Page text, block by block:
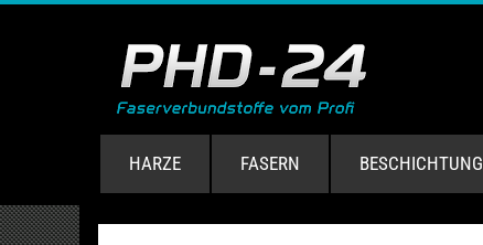
HARZE FASERN BESCHICHTUNG